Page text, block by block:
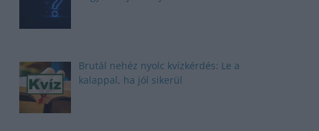
Brutál nehéz nyolc kvízkérdés: Le a
kalappal, ha jól sikerül